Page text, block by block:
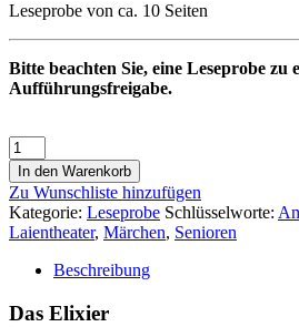
Leseprobe von ca. 10 Seiten
Bitte beachten Sie, eine Leseprobe zu
Aufführungsfreigabe.
In den Warenkorb
Zu Wunschliste hinzufügen
Kategorie: Leseprobe Schlüsselworte:
Laientheater, Märchen, Senioren
Beschreibung
Das Elixier